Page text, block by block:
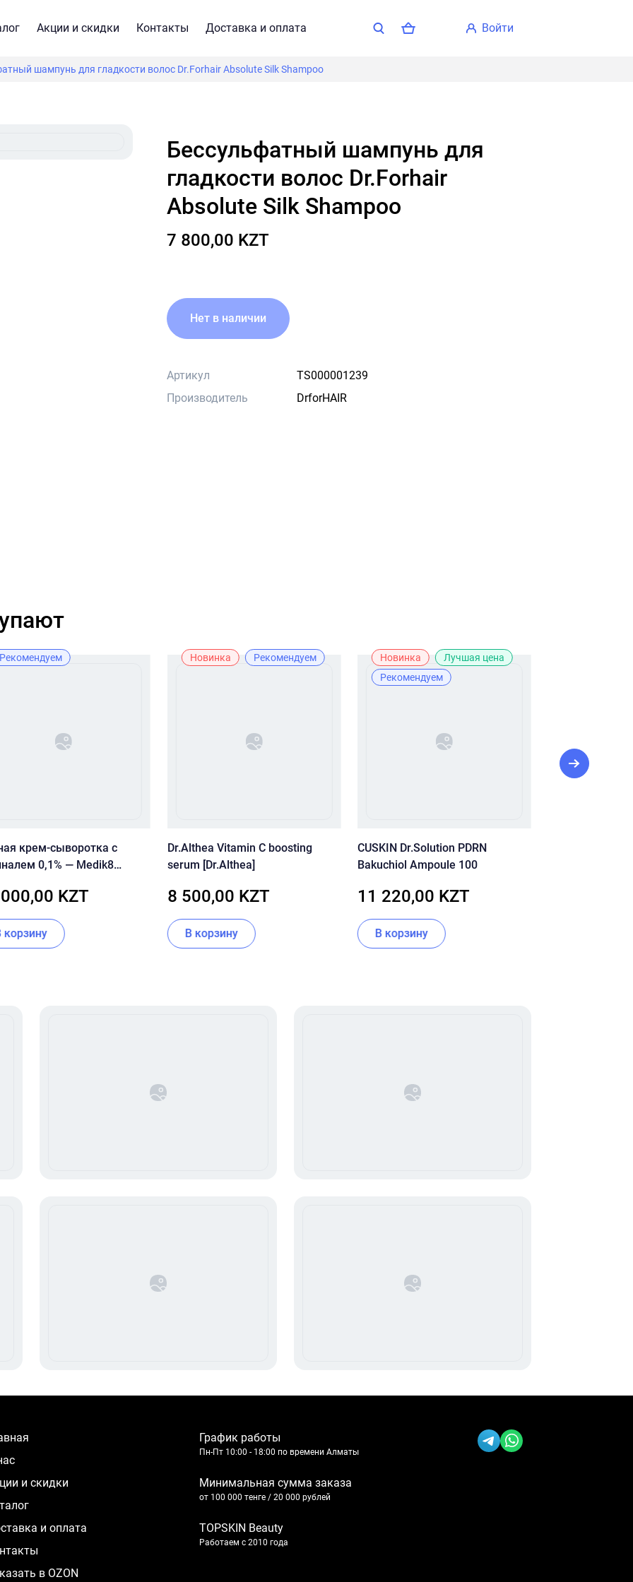
Акции и скидки Контакты Доставка и оплата войти
шампунь для гладкости волос Dr.Forhair Absolute Silk Shampoo
Бессульфатный шампунь для
гладкости волос Dr.Forhair
Absolute Silk Shampoo
7 800,00 KZT
Нет в наличии
Артикул
TS000001239
Производитель
DrforHAIR
Рекомендуем
крем-сыворотка с
0,1% — Medik8
KZT
В корзину
Новинка Рекомендуем
Dr.Althea Vitamin C boosting
serum [Dr.Althea]
8 500,00 KZT
В корзину
Новинка
Лучшая цена
Рекомендуем
CUSKIN Dr.Solution PDRN
Bakuchiol Ampoule 100
11 220,00 KZT
В корзину
нас
и скидки
и оплата
в OZON
График работы
Пн-Пт 10:00 - 18:00 по времени Алматы
Минимальная сумма заказа
от 100 000 тенге / 20 000 рублей
TOPSKIN Beauty
Работаем с 2010 года